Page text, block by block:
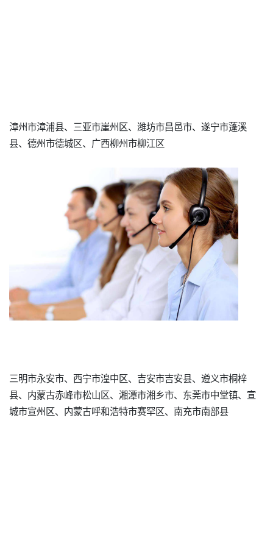
漳州市漳浦县、三亚市崖州区、潍坊市昌邑市、遂宁市蓬溪
县、德州市德城区、广西柳州市柳江区
三明市永安市、西宁市湟中区、吉安市吉安县、遵义市桐梓
县、内蒙古赤峰市松山区、湘潭市湘乡市、东莞市中堂镇、宣
城市宣州区、内蒙古呼和浩特市赛罕区、南充市南部县